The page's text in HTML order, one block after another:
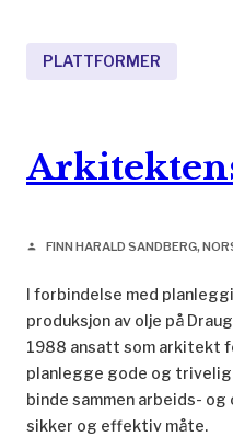
PLATTFORMER
person FINN HARALD SANDBERG,
I forbindelse med
produksjon av olje på
1988 ansatt som arkitekt
planlegge gode og
binde sammen arbeids-
sikker og effektiv måte.